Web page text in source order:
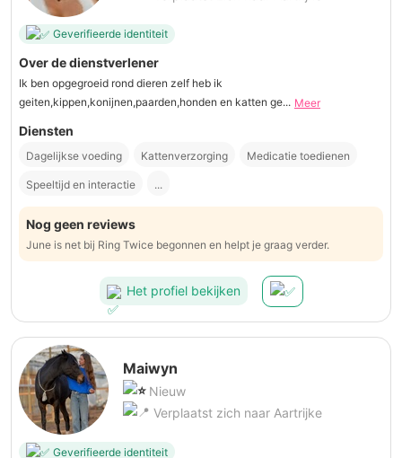
Geverifieerde identiteit
Over de dienstverlener
Ik ben opgegroeid rond dieren zelf heb ik
geiten,kippen,konijnen,paarden,honden en katten ge... Meer
Diensten
Dagelijkse voeding Kattenverzorging Medicatie toedienen
Speeltijd en interactie ...
Nog geen reviews
June is net bij Ring Twice begonnen en helpt je graag verder.
Het profiel bekijken
Maiwyn
Nieuw
Verplaatst zich naar Aartrijke
Geverifieerde identiteit